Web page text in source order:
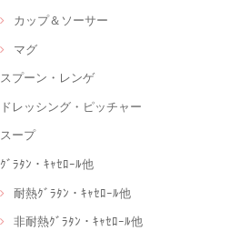
カップ＆ソーサー
マグ
スプーン・レンゲ
ドレッシング・ピッチャー
スープ
ｸﾞﾗﾀﾝ・ｷｬｾﾛｰﾙ他
耐熱ｸﾞﾗﾀﾝ・ｷｬｾﾛｰﾙ他
非耐熱ｸﾞﾗﾀﾝ・ｷｬｾﾛｰﾙ他